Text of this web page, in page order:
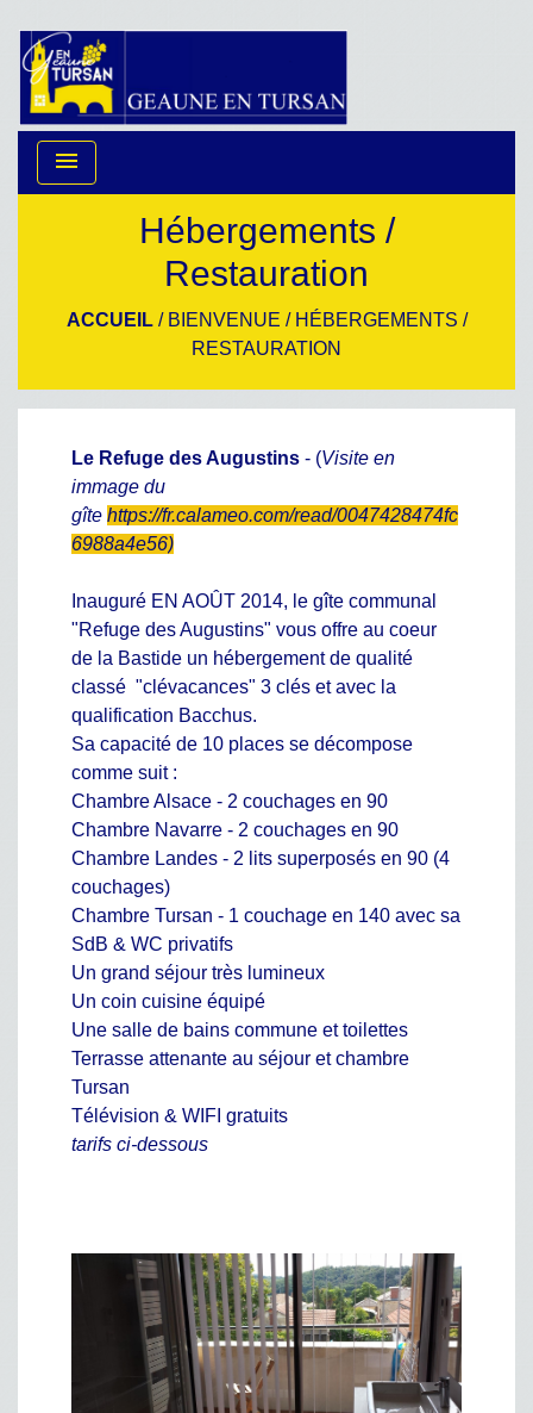
menu
Hébergements /
Restauration
ACCUEIL/ BIENVENUE / HÉBERGEMENTS /
RESTAURATION
Le Refuge des Augustins - (Visite en
immage du
gîte https://fr.calameo.com/read/0047428474fc
6988a4e56)
Inauguré EN AOÛT 2014, le gîte communal
"Refuge des Augustins" vous offre au coeur
de la Bastide un hébergement de qualité
classé "clévacances" 3 clés et avec la
qualification Bacchus.
Sa capacité de 10 places se décompose
comme suit :
Chambre Alsace - 2 couchages en 90
Chambre Navarre - 2 couchages en 90
Chambre Landes - 2 lits superposés en 90 (4
couchages)
Chambre Tursan - 1 couchage en 140 avec sa
SdB & WC privatifs
Un grand séjour très lumineux
Un coin cuisine équipé
Une salle de bains commune et toilettes
Terrasse attenante au séjour et chambre
Tursan
Télévision & WIFI gratuits
tarifs ci-dessous